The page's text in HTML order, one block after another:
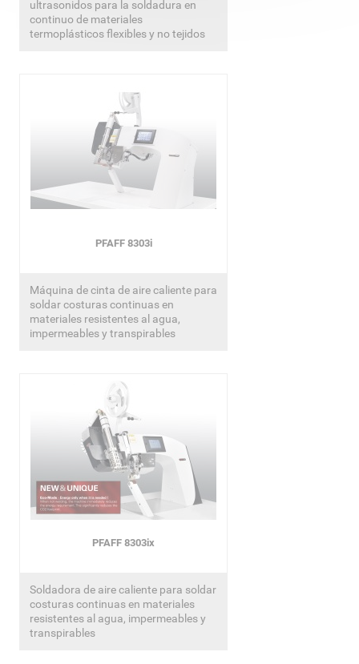
ultrasonidos para la soldadura en
continuo de materiales
termoplásticos flexibles y no tejidos
PFAFF 8303i
Máquina de cinta de aire caliente para
soldar costuras continuas en
materiales resistentes al agua,
impermeables y transpirables
PFAFF 8303ix
Soldadora de aire caliente para soldar
costuras continuas en materiales
resistentes al agua, impermeables y
transpirables